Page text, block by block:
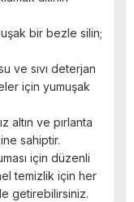
bir bezle silin;
ve sıvı deterjan
için yumuşak
altın ve pırlanta
sahiptir.
için düzenli
temizlik için her
getirebilirsiniz.